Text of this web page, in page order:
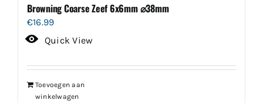
Browning Coarse Zeef 6x6mm ⌀38mm
€16.99
Quick View
Toevoegen aan
winkelwagen